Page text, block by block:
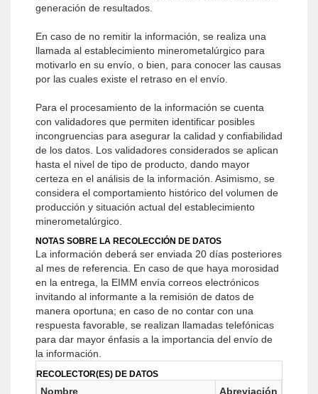
generación de resultados.
En caso de no remitir la información, se realiza una
llamada al establecimiento minerometalúrgico para
motivarlo en su envío, o bien, para conocer las causas
por las cuales existe el retraso en el envío.
Para el procesamiento de la información se cuenta
con validadores que permiten identificar posibles
incongruencias para asegurar la calidad y confiabilidad
de los datos. Los validadores considerados se aplican
hasta el nivel de tipo de producto, dando mayor
certeza en el análisis de la información. Asimismo, se
considera el comportamiento histórico del volumen de
producción y situación actual del establecimiento
minerometalúrgico.
NOTAS SOBRE LA RECOLECCIÓN DE DATOS
La información deberá ser enviada 20 días posteriores
al mes de referencia. En caso de que haya morosidad
en la entrega, la EIMM envía correos electrónicos
invitando al informante a la remisión de datos de
manera oportuna; en caso de no contar con una
respuesta favorable, se realizan llamadas telefónicas
para dar mayor énfasis a la importancia del envío de
la información.
RECOLECTOR(ES) DE DATOS
Nombre
Abreviación